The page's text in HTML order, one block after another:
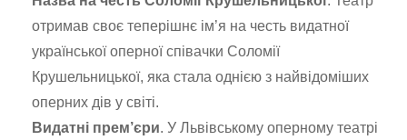
отримав своє теперішнє ім’я на честь видатної
української оперної співачки Соломії
Крушельницької, яка стала однією з найвідоміших
оперних дів у світі.
Видатні прем’єри. У Львівському оперному театрі